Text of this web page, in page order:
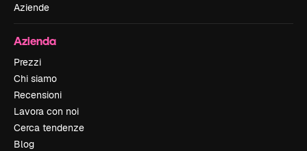
Aziende
Azienda
Prezzi
Chi siamo
Recensioni
Lavora con noi
Cerca tendenze
Blog